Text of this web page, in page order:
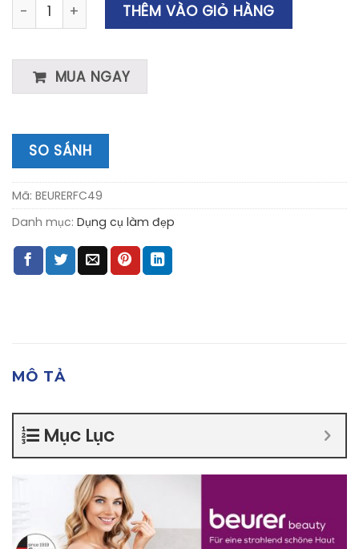
THÊM VÀO GIỎ HÀNG
MUA NGAY
SO SÁNH
Mã: BEURERFC49
Danh mục: Dụng cụ làm đẹp
MÔ TẢ
Mục Lục